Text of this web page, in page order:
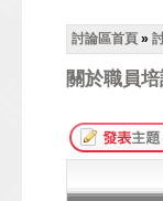
討論區首頁 »
關於職員